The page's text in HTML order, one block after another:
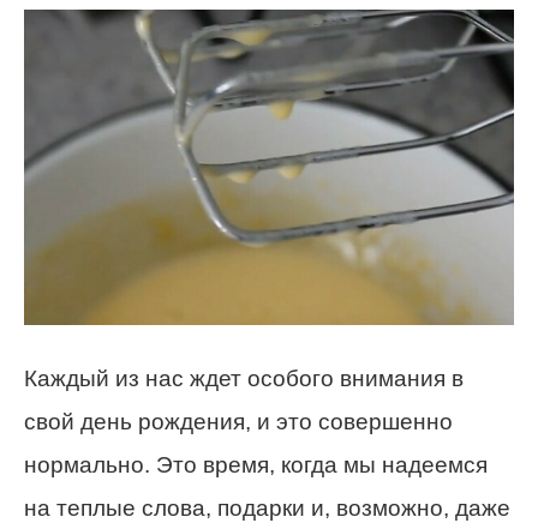
Каждый из нас ждет особого внимания в
свой день рождения, и это совершенно
нормально. Это время, когда мы надеемся
на теплые слова, подарки и, возможно, даже